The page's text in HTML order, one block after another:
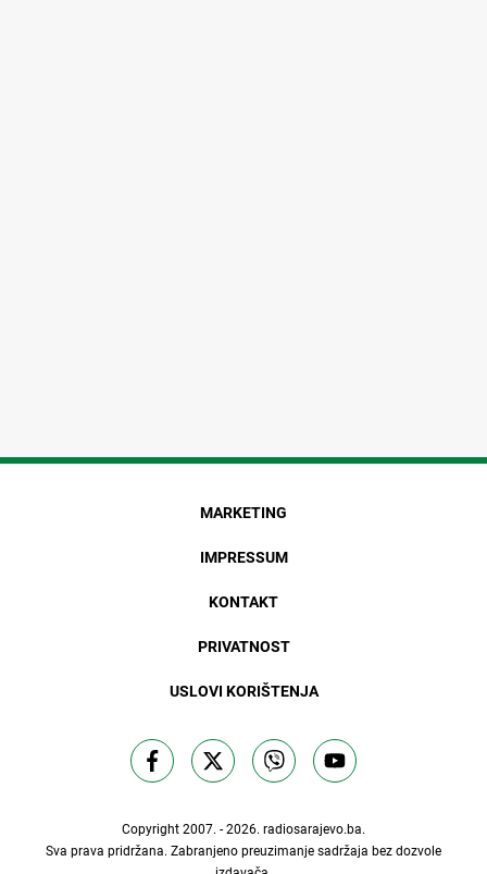
MARKETING
IMPRESSUM
KONTAKT
PRIVATNOST
USLOVI KORIŠTENJA
Copyright 2007. - 2026. radiosarajevo.ba.
Sva prava pridržana. Zabranjeno preuzimanje sadržaja bez dozvole